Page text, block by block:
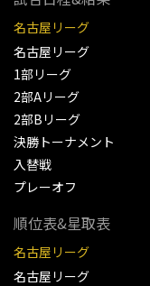
名古屋リーグ
名古屋リーグ
1部リーグ
2部Aリーグ
2部Bリーグ
決勝トーナメント
入替戦
プレーオフ
順位表&星取表
名古屋リーグ
名古屋リーグ